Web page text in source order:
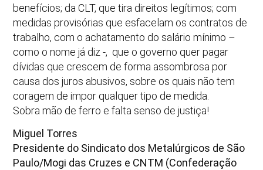
benefícios; da CLT, que tira direitos legítimos; com
medidas provisórias que esfacelam os contratos de
trabalho, com o achatamento do salário mínimo –
como o nome já diz -, que o governo quer pagar
dívidas que crescem de forma assombrosa por
causa dos juros abusivos, sobre os quais não tem
coragem de impor qualquer tipo de medida.
Sobra mão de ferro e falta senso de justiça!
Miguel Torres
Presidente do Sindicato dos Metalúrgicos de São
Paulo/Mogi das Cruzes e CNTM (Confederação